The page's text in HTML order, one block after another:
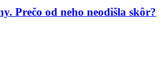
Prečo od neho neodišla skôr?